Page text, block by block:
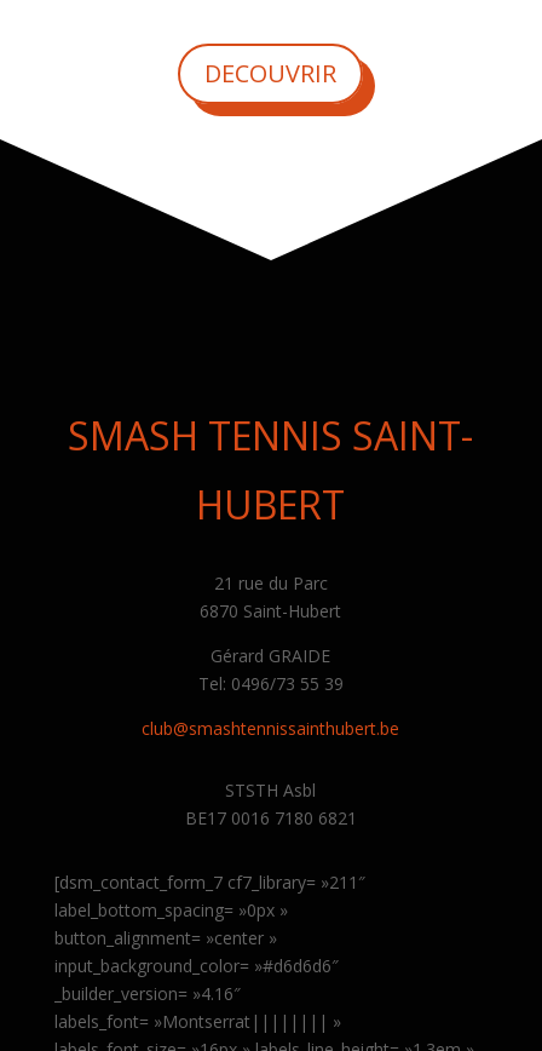
DECOUVRIR
SMASH TENNIS SAINT-
HUBERT
21 rue du Parc
6870 Saint-Hubert
Gérard GRAIDE
Tel: 0496/73 55 39
club@smashtennissainthubert.be
STSTH Asbl
BE17 0016 7180 6821
[dsm_contact_form_7 cf7_library= »211″
label_bottom_spacing= »0px »
button_alignment= »center »
input_background_color= »#d6d6d6″
_builder_version= »4.16″
labels_font= »Montserrat|||||||| »